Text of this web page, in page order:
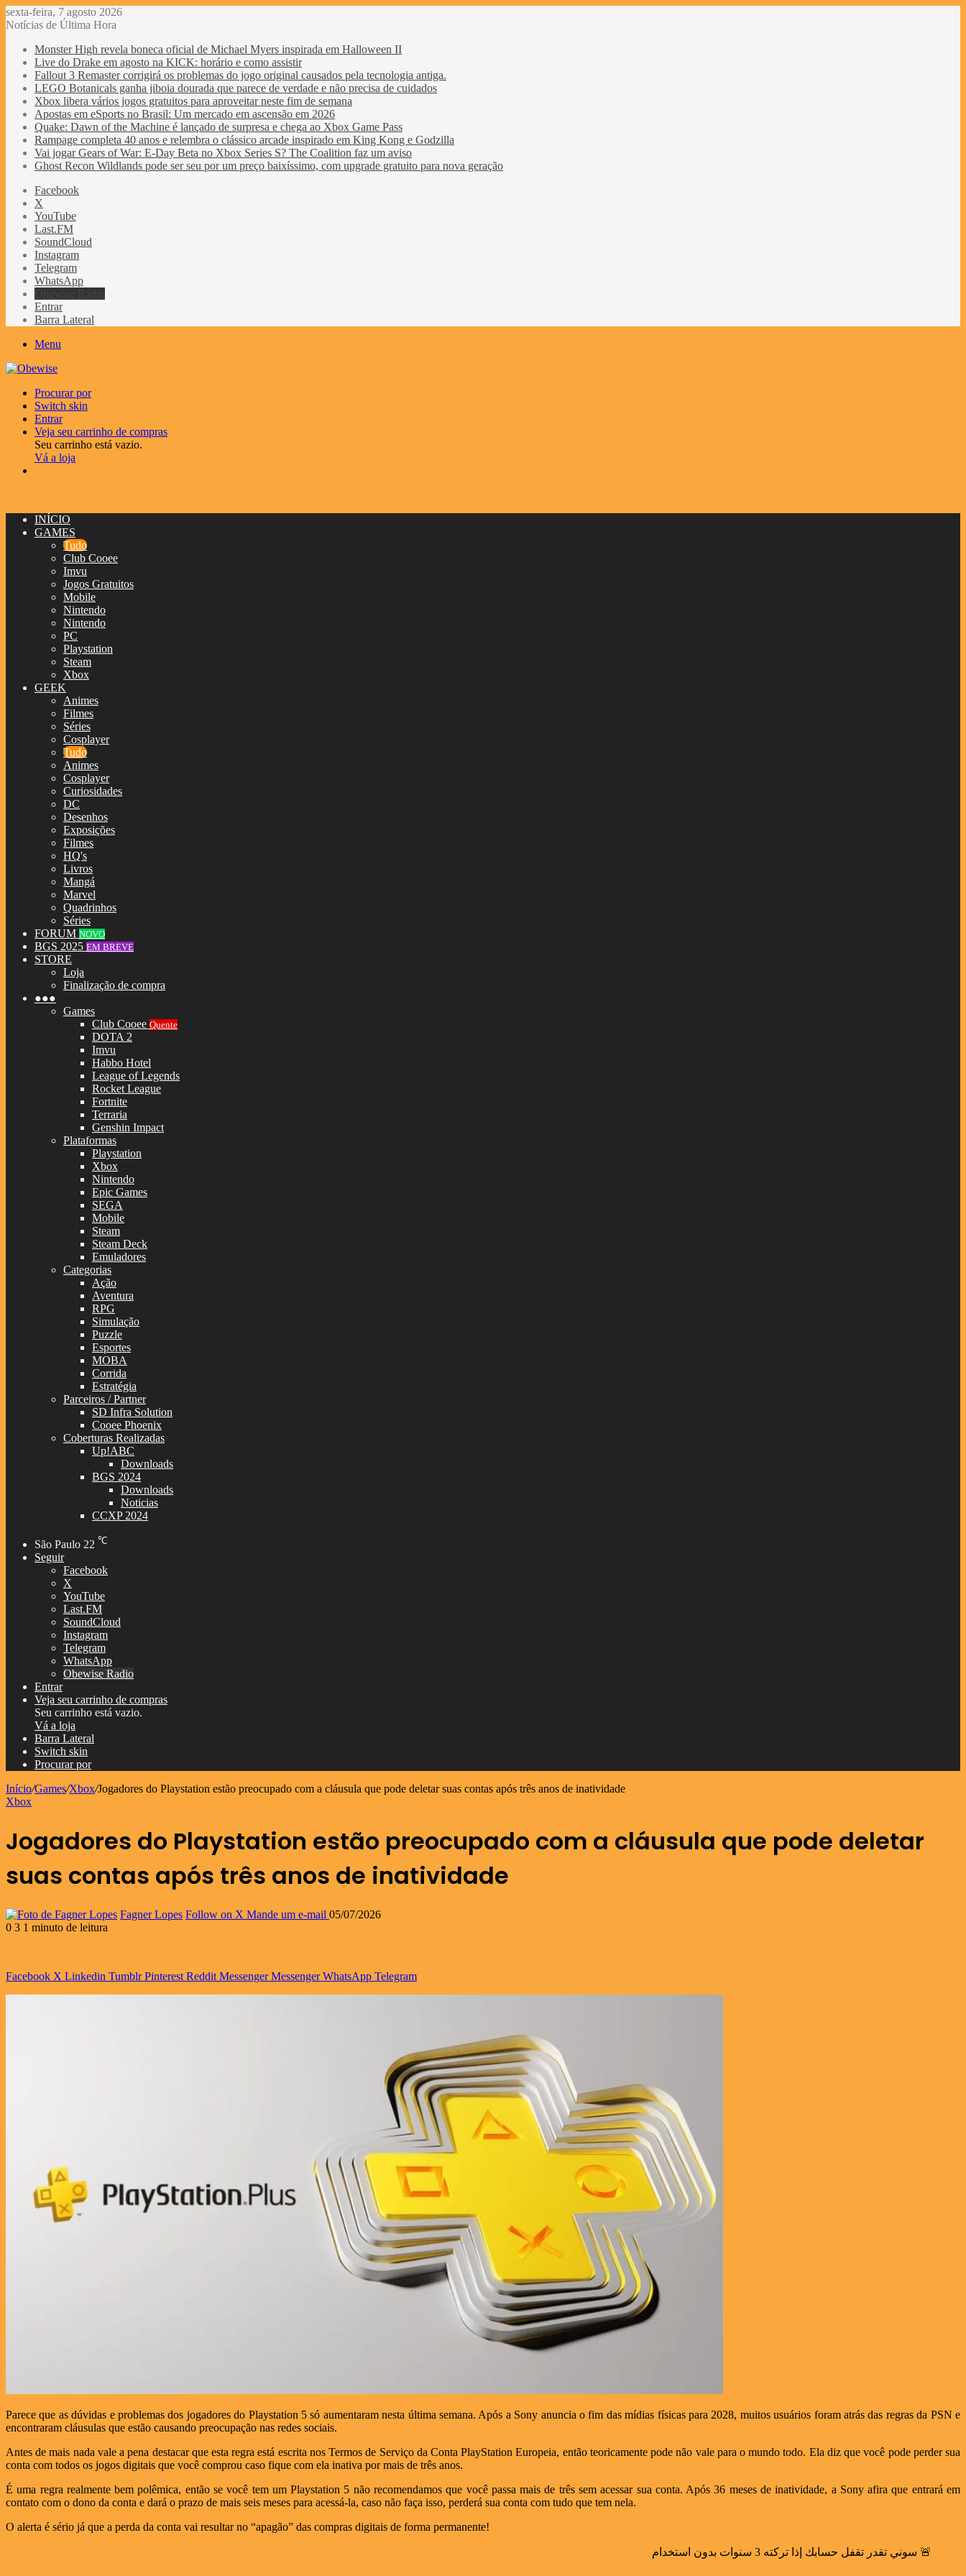
sexta-feira, 7 agosto 2026
Notícias de Última Hora
Monster High revela boneca oficial de Michael Myers inspirada em Halloween II
Live do Drake em agosto na KICK: horário e como assistir
Fallout 3 Remaster corrigirá os problemas do jogo original causados ​​pela tecnologia antiga.
LEGO Botanicals ganha jiboia dourada que parece de verdade e não precisa de cuidados
Xbox libera vários jogos gratuitos para aproveitar neste fim de semana
Apostas em eSports no Brasil: Um mercado em ascensão em 2026
Quake: Dawn of the Machine é lançado de surpresa e chega ao Xbox Game Pass
Rampage completa 40 anos e relembra o clássico arcade inspirado em King Kong e Godzilla
Vai jogar Gears of War: E-Day Beta no Xbox Series S? The Coalition faz um aviso
Ghost Recon Wildlands pode ser seu por um preço baixíssimo, com upgrade gratuito para nova geração
Facebook
X
YouTube
Last.FM
SoundCloud
Instagram
Telegram
WhatsApp
Entrar
Barra Lateral
Menu
Procurar por
Switch skin
Entrar
Veja seu carrinho de compras
Seu carrinho está vazio.
Vá a loja
INÍCIO
GAMES
Tudo
Club Cooee
Imvu
Jogos Gratuitos
Mobile
Nintendo
Nintendo
PC
Playstation
Steam
Xbox
GEEK
Animes
Filmes
Séries
Cosplayer
Tudo
Animes
Cosplayer
Curiosidades
DC
Desenhos
Exposições
Filmes
HQ's
Livros
Mangá
Marvel
Quadrinhos
Séries
FORUM NOVO
BGS 2025 EM BREVE
STORE
Loja
Finalização de compra
●●●
Games
Club Cooee Quente
DOTA 2
Imvu
Habbo Hotel
League of Legends
Rocket League
Fortnite
Terraria
Genshin Impact
Plataformas
Playstation
Xbox
Nintendo
Epic Games
SEGA
Mobile
Steam
Steam Deck
Emuladores
Categorias
Ação
Aventura
RPG
Simulação
Puzzle
Esportes
MOBA
Corrida
Estratégia
Parceiros / Partner
SD Infra Solution
Cooee Phoenix
Coberturas Realizadas
Up!ABC
Downloads
BGS 2024
Downloads
Noticias
CCXP 2024
São Paulo 22 ℃
Seguir
Facebook
X
YouTube
Last.FM
SoundCloud
Instagram
Telegram
WhatsApp
Obewise Radio
Entrar
Veja seu carrinho de compras
Seu carrinho está vazio.
Vá a loja
Barra Lateral
Switch skin
Procurar por
Início/Games/Xbox/Jogadores do Playstation estão preocupado com a cláusula que pode deletar suas contas após três anos de inatividade
Xbox
Jogadores do Playstation estão preocupado com a cláusula que pode deletar
suas contas após três anos de inatividade
Fagner Lopes Follow on X Mande um e-mail 05/07/2026
0 3 1 minuto de leitura
Facebook X Linkedin Tumblr Pinterest Reddit Messenger Messenger WhatsApp Telegram
Parece que as dúvidas e problemas dos jogadores do Playstation 5 só aumentaram nesta última semana. Após a Sony anuncia o fim das mídias físicas para 2028, muitos usuários foram atrás das regras da PSN e
encontraram cláusulas que estão causando preocupação nas redes sociais.
Antes de mais nada vale a pena destacar que esta regra está escrita nos Termos de Serviço da Conta PlayStation Europeia, então teoricamente pode não vale para o mundo todo. Ela diz que você pode perder sua
conta com todos os jogos digitais que você comprou caso fique com ela inativa por mais de três anos.
É uma regra realmente bem polêmica, então se você tem um Playstation 5 não recomendamos que você passa mais de três sem acessar sua conta. Após 36 meses de inatividade, a Sony afira que entrará em
contato com o dono da conta e dará o prazo de mais seis meses para acessá-la, caso não faça isso, perderá sua conta com tudo que tem nela.
O alerta é sério já que a perda da conta vai resultar no “apagão” das compras digitais de forma permanente!
🚨 سوني تقدر تقفل حسابك إذا تركته 3 سنوات بدون استخدام